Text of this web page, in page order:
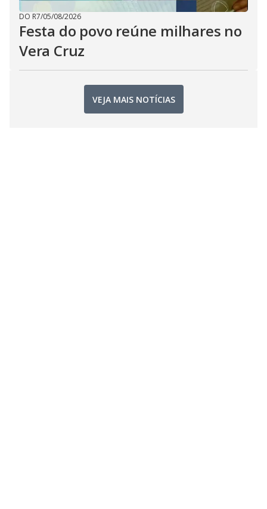
DO R7/05/08/2026
Festa do povo reúne milhares no
Vera Cruz
VEJA MAIS NOTÍCIAS